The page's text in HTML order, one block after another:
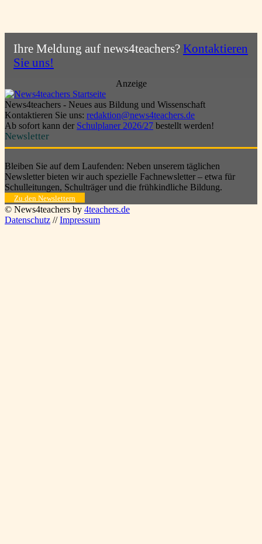
Ihre Meldung auf news4teachers? Kontaktieren
Sie uns!
Anzeige
News4teachers - Neues aus Bildung und Wissenschaft
Kontaktieren Sie uns: redaktion@news4teachers.de
Ab sofort kann der Schulplaner 2026/27 bestellt werden!
Newsletter
Bleiben Sie auf dem Laufenden: Neben unserem täglichen
Newsletter bieten wir auch spezielle Fachnewsletter – etwa für
Schulleitungen, Schulträger und die frühkindliche Bildung.
Zu den Newslettern
© News4teachers by 4teachers.de
Datenschutz //Impressum